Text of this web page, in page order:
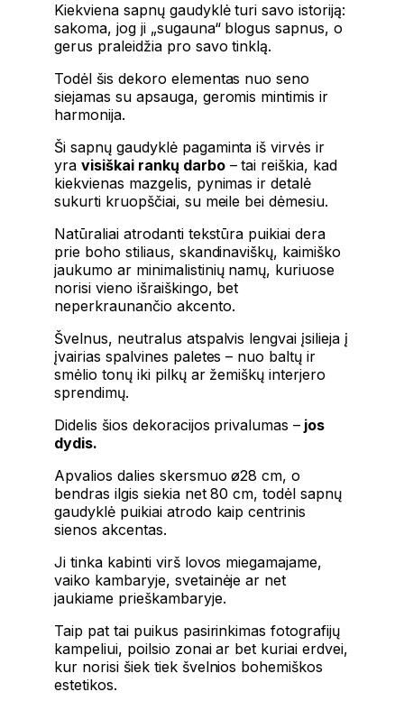
Kiekviena sapnų gaudyklė turi savo istoriją:
sakoma, jog ji „sugauna“ blogus sapnus, o
gerus praleidžia pro savo tinklą.
Todėl šis dekoro elementas nuo seno
siejamas su apsauga, geromis mintimis ir
harmonija.
Ši sapnų gaudyklė pagaminta iš virvės ir
yra visiškai rankų darbo– tai reiškia, kad
kiekvienas mazgelis, pynimas ir detalė
sukurti kruopščiai, su meile bei dėmesiu.
Natūraliai atrodanti tekstūra puikiai dera
prie boho stiliaus, skandinaviškų, kaimiško
jaukumo ar minimalistinių namų, kuriuose
norisi vieno išraiškingo, bet
neperkraunančio akcento.
Švelnus, neutralus atspalvis lengvai įsilieja į
įvairias spalvines paletes – nuo baltų ir
smėlio tonų iki pilkų ar žemiškų interjero
sprendimų.
Didelis šios dekoracijos privalumas – jos
dydis.
Apvalios dalies skersmuo ø28 cm, o
bendras ilgis siekia net 80 cm, todėl sapnų
gaudyklė puikiai atrodo kaip centrinis
sienos akcentas.
Ji tinka kabinti virš lovos miegamajame,
vaiko kambaryje, svetainėje ar net
jaukiame prieškambaryje.
Taip pat tai puikus pasirinkimas fotografijų
kampeliui, poilsio zonai ar bet kuriai erdvei,
kur norisi šiek tiek švelnios bohemiškos
estetikos.